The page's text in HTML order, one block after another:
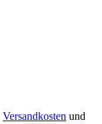
Versandkosten und